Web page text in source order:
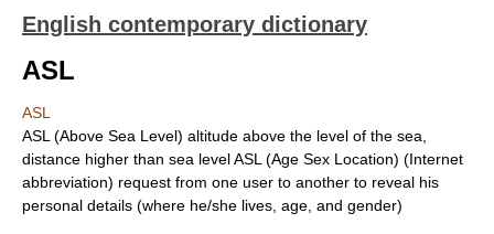
English contemporary dictionary
ASL
ASL
ASL (Above Sea Level) altitude above the level of the sea,
distance higher than sea level ASL (Age Sex Location) (Internet
abbreviation) request from one user to another to reveal his
personal details (where he/she lives, age, and gender)